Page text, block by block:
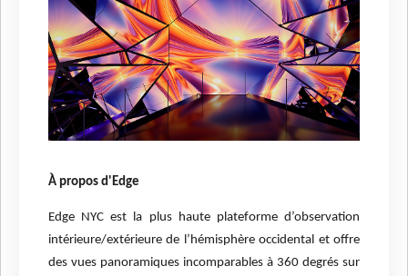
À propos d'Edge
Edge NYC est la plus haute plateforme d’observation
intérieure/extérieure de l’hémisphère occidental et offre
des vues panoramiques incomparables à 360 degrés sur